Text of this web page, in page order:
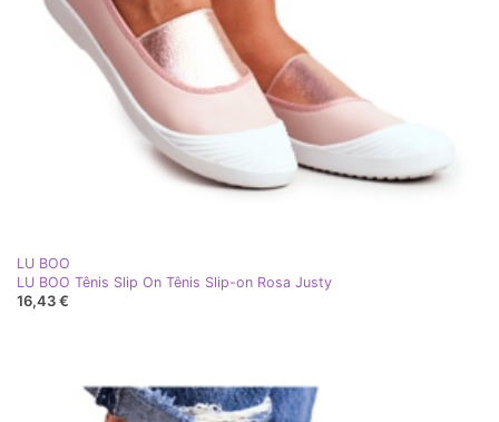
LU BOO
LU BOO Tênis Slip On Tênis Slip-on Rosa Justy
16,43 €